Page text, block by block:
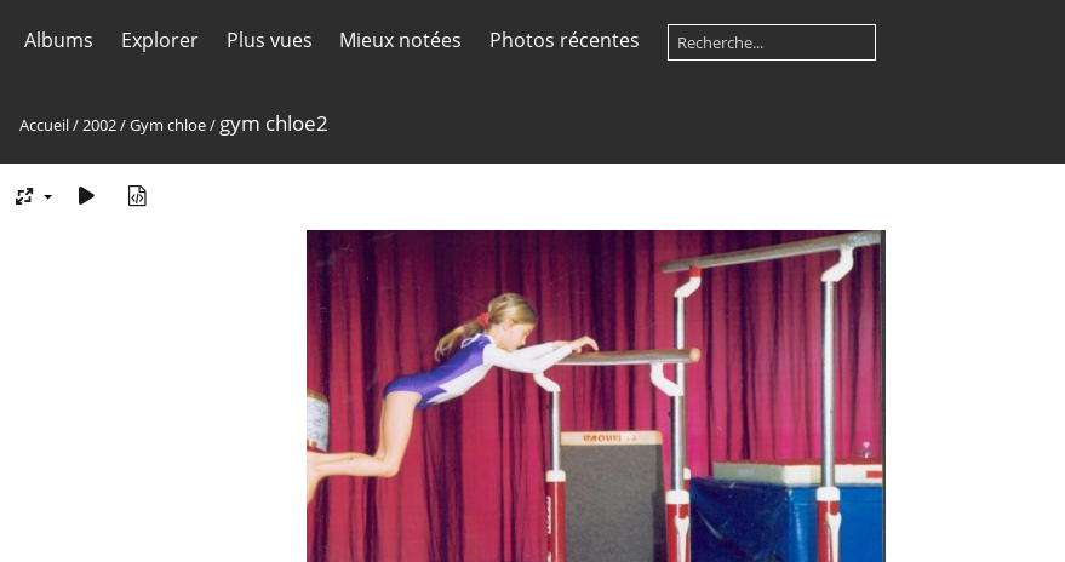
Albums Explorer Plus vues Mieux notées Photos récentes
Accueil/2002/Gym chloe/ gym chloe2